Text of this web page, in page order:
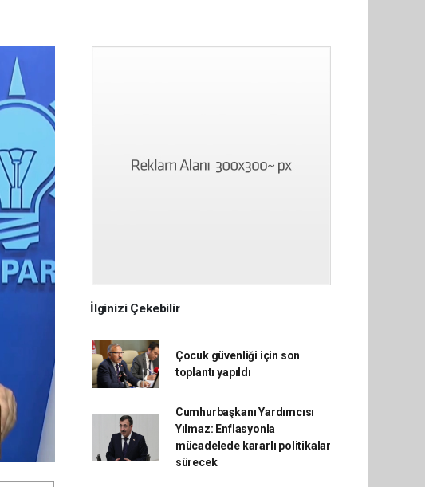
İlginizi Çekebilir
Çocuk güvenliği için son
toplantı yapıldı
Cumhurbaşkanı Yardımcısı
Yılmaz: Enflasyonla
mücadelede kararlı politikalar
sürecek